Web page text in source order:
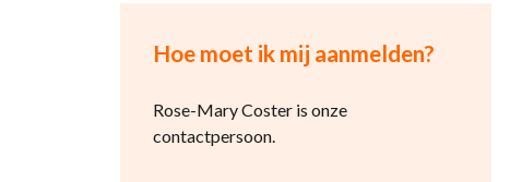
Hoe moet ik mij aanmelden?
Rose-Mary Coster is onze
contactpersoon.